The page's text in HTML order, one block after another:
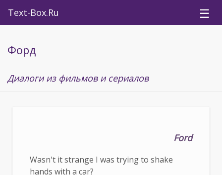
Text-Box.Ru ☰
Форд
Диалоги из фильмов и сериалов
Ford
Wasn't it strange I was trying to shake
hands with a car?